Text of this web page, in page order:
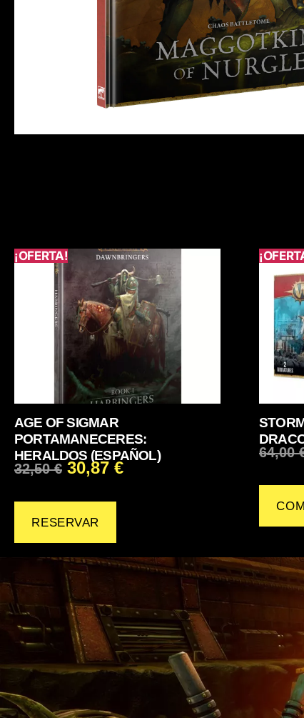
¡OFERTA!
AGE OF SIGMAR
PORTAMANECERES:
HERALDOS (ESPAÑOL)
32,50€ 30,87 €
RESERVAR
64,00